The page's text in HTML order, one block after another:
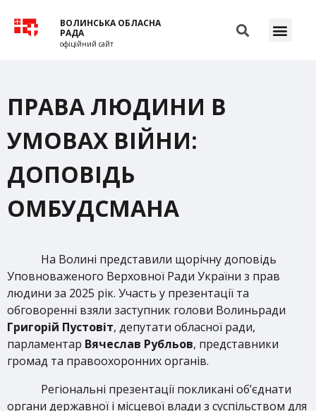
ВОЛИНСЬКА ОБЛАСНА
РАДА
офіційний сайт
ПРАВА ЛЮДИНИ В
УМОВАХ ВІЙНИ:
ДОПОВІДЬ
ОМБУДСМАНА
На Волині представили щорічну доповідь
Уповноваженого Верховної Ради України з прав
людини за 2025 рік. Участь у презентації та
обговоренні взяли заступник голови Волиньради
Григорій Пустовіт, депутати обласної ради,
парламентар Вячеслав Рубльов, представники
громад та правоохоронних органів.
Регіональні презентації покликані об’єднати
органи державної і місцевої влади з суспільством для